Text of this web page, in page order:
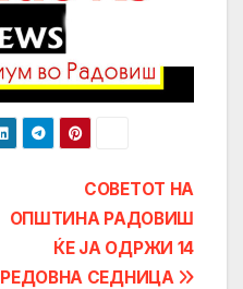
СОВЕТОТ НА
ОПШТИНА РАДОВИШ
ЌЕ ЈА ОДРЖИ 14
РЕДОВНА СЕДНИЦА